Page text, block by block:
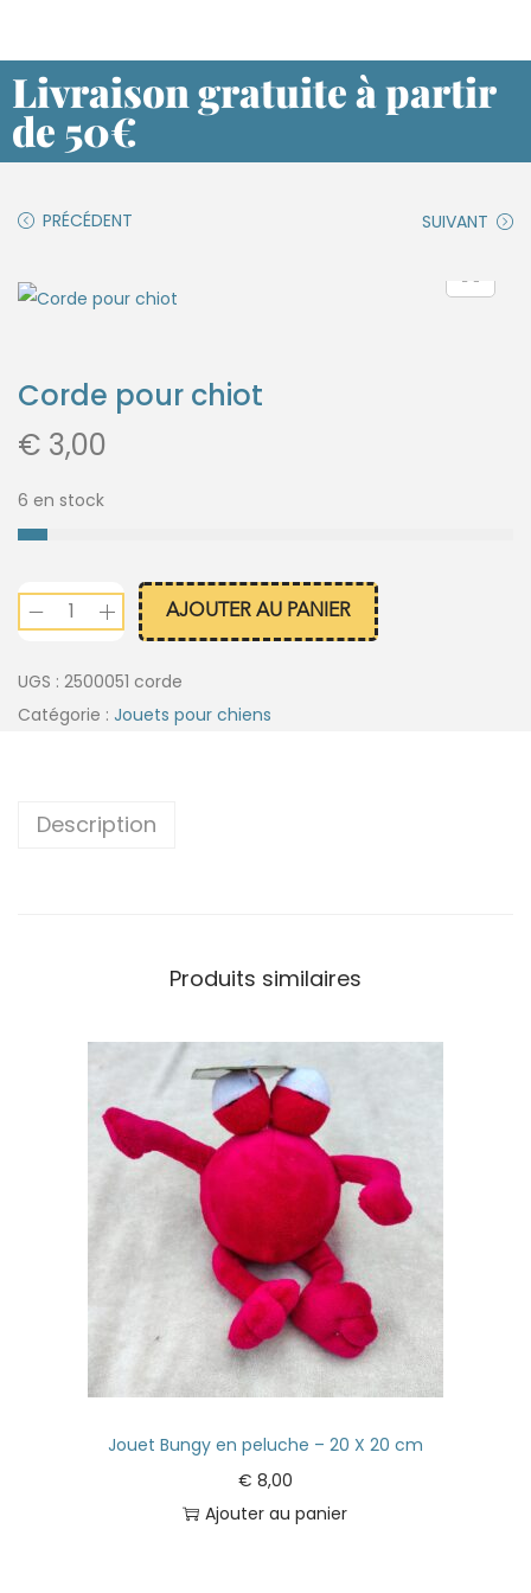
Livraison gratuite à partir
de 50€
PRÉCÉDENT SUIVANT
Corde pour chiot
€ 3,00
6 en stock
AJOUTER AU PANIER
UGS : 2500051 corde
Catégorie : Jouets pour chiens
Description
Produits similaires
Jouet Bungy en peluche – 20 X 20 cm
€ 8,00
Ajouter au panier